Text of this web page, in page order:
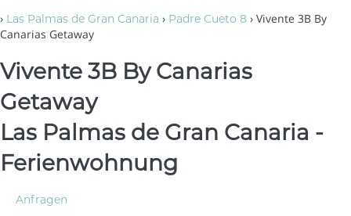
› Las Palmas de Gran Canaria › Padre Cueto 8 › Vivente 3B By
Canarias Getaway
Vivente 3B By Canarias
Getaway
Las Palmas de Gran Canaria -
Ferienwohnung
Anfragen